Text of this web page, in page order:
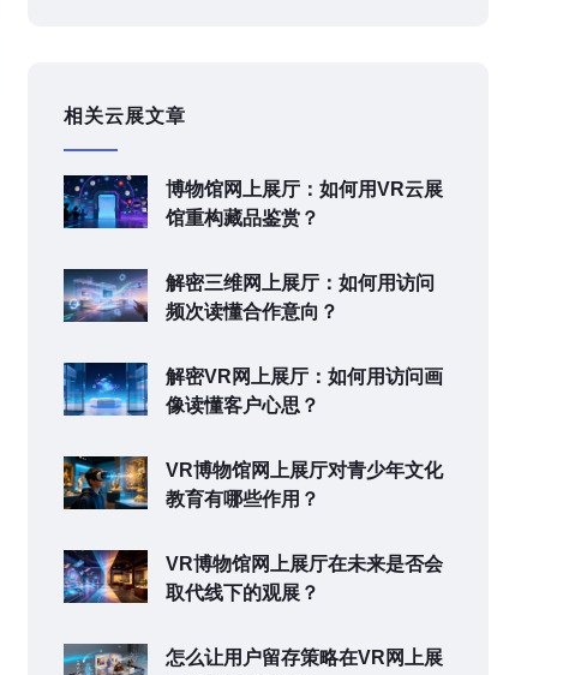
相关云展文章
博物馆网上展厅：如何用VR云展
馆重构藏品鉴赏？
解密三维网上展厅：如何用访问
频次读懂合作意向？
解密VR网上展厅：如何用访问画
像读懂客户心思？
VR博物馆网上展厅对青少年文化
教育有哪些作用？
VR博物馆网上展厅在未来是否会
取代线下的观展？
怎么让用户留存策略在VR网上展